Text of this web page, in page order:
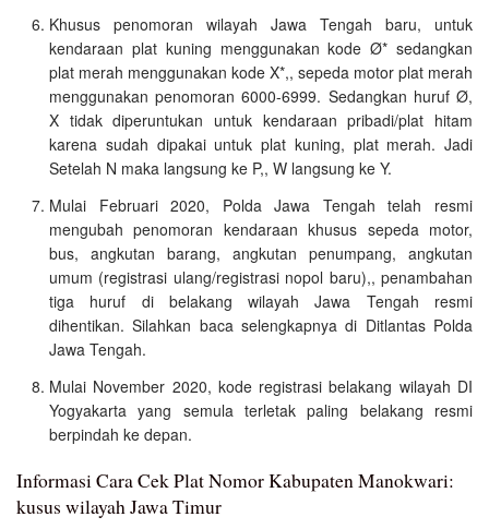
Khusus penomoran wilayah Jawa Tengah baru, untuk
kendaraan plat kuning menggunakan kode Ø* sedangkan
plat merah menggunakan kode X*,, sepeda motor plat merah
menggunakan penomoran 6000-6999. Sedangkan huruf Ø,
X tidak diperuntukan untuk kendaraan pribadi/plat hitam
karena sudah dipakai untuk plat kuning, plat merah. Jadi
Setelah N maka langsung ke P,, W langsung ke Y.
Mulai Februari 2020, Polda Jawa Tengah telah resmi
mengubah penomoran kendaraan khusus sepeda motor,
bus, angkutan barang, angkutan penumpang, angkutan
umum (registrasi ulang/registrasi nopol baru),, penambahan
tiga huruf di belakang wilayah Jawa Tengah resmi
dihentikan. Silahkan baca selengkapnya di Ditlantas Polda
Jawa Tengah.
Mulai November 2020, kode registrasi belakang wilayah DI
Yogyakarta yang semula terletak paling belakang resmi
berpindah ke depan.
Informasi Cara Cek Plat Nomor Kabupaten Manokwari:
kusus wilayah Jawa Timur